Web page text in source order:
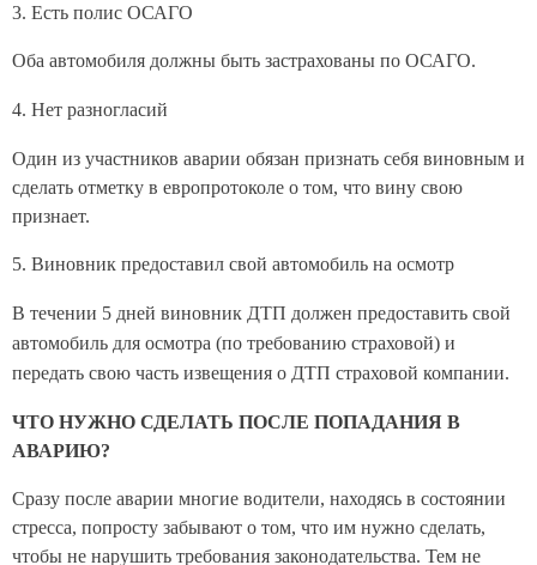
3. Есть полис ОСАГО
Оба автомобиля должны быть застрахованы по ОСАГО.
4. Нет разногласий
Один из участников аварии обязан признать себя виновным и
сделать отметку в европротоколе о том, что вину свою
признает.
5. Виновник предоставил свой автомобиль на осмотр
В течении 5 дней виновник ДТП должен предоставить свой
автомобиль для осмотра (по требованию страховой) и
передать свою часть извещения о ДТП страховой компании.
ЧТО НУЖНО СДЕЛАТЬ ПОСЛЕ ПОПАДАНИЯ В
АВАРИЮ?
Сразу после аварии многие водители, находясь в состоянии
стресса, попросту забывают о том, что им нужно сделать,
чтобы не нарушить требования законодательства. Тем не